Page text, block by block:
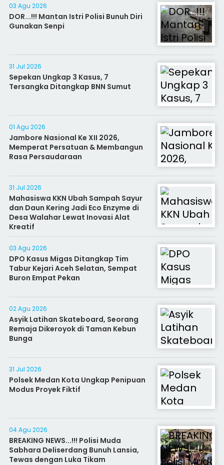
03 Agu 2026
DOR...!!! Mantan Istri Polisi Bunuh Diri
Gunakan Senpi
31 Jul 2026
Sepekan Ungkap 3 Kasus, 7
Tersangka Ditangkap BNN Sumut
01 Agu 2026
Jambore Nasional Ke XII 2026,
Memperat Persatuan & Membangun
Rasa Persaudaraan
31 Jul 2026
Mahasiswa KKN Ubah Sampah Sayur
dan Daun Kering Jadi Eco Enzyme di
Desa Walahar Lewat Inovasi Alat
Kreatif
03 Agu 2026
DPO Kasus Migas Ditangkap Tim
Tabur Kejari Aceh Selatan, Sempat
Buron Empat Pekan
02 Agu 2026
Asyik Latihan Skateboard, Seorang
Remaja Dikeroyok di Taman Kebun
Bunga
31 Jul 2026
Polsek Medan Kota Ungkap Penipuan
Modus Proyek Fiktif
04 Agu 2026
BREAKING NEWS...!!! Polisi Muda
Sabhara Deliserdang Bunuh Lansia,
Tewas dengan Luka Tikam